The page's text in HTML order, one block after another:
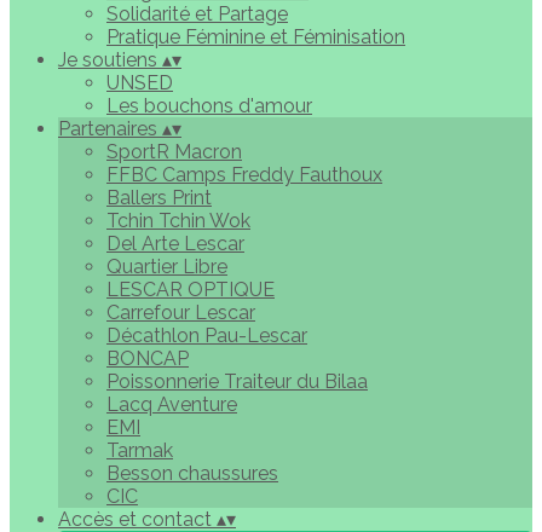
Solidarité et Partage
Pratique Féminine et Féminisation
Je soutiens ▴▾
UNSED
Les bouchons d'amour
Partenaires ▴▾
SportR Macron
FFBC Camps Freddy Fauthoux
Ballers Print
Tchin Tchin Wok
Del Arte Lescar
Quartier Libre
LESCAR OPTIQUE
Carrefour Lescar
Décathlon Pau-Lescar
BONCAP
Poissonnerie Traiteur du Bilaa
Lacq Aventure
EMI
Tarmak
Besson chaussures
CIC
Accès et contact ▴▾